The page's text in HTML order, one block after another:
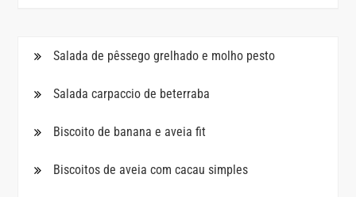
Salada de pêssego grelhado e molho pesto
Salada carpaccio de beterraba
Biscoito de banana e aveia fit
Biscoitos de aveia com cacau simples